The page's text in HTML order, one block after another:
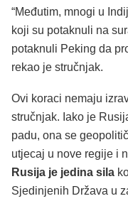
“Međutim, mnogi u
koji su potaknuli na
potaknuli Peking da
rekao je stručnjak.
Ovi koraci nemaju
stručnjak. Iako je
padu, ona se
utjecaj u nove regije i
Rusija je jedina sila
Sjedinjenih Država u